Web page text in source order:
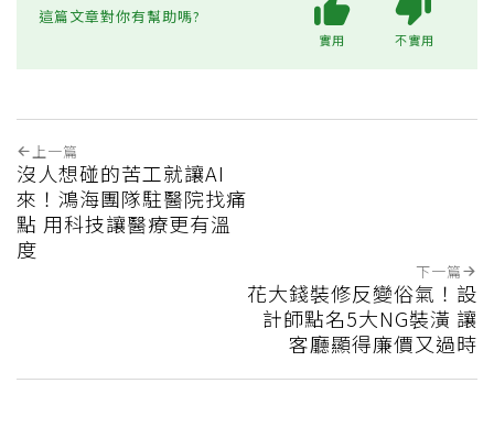
這篇文章對你有幫助嗎?
實用 不實用
上一篇
沒人想碰的苦工就讓AI
來！鴻海團隊駐醫院找痛
點 用科技讓醫療更有溫
度
下一篇
花大錢裝修反變俗氣！設
計師點名5大NG裝潢 讓
客廳顯得廉價又過時